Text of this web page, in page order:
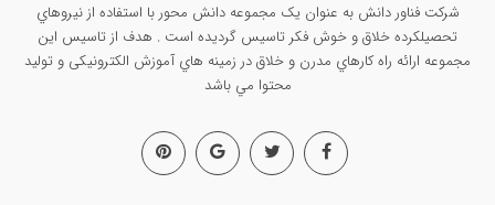
شرکت فناور دانش به عنوان يک مجموعه دانش محور با استفاده از نيروهاي
تحصيلکرده خلاق و خوش فکر تاسيس گرديده است . هدف از تاسيس این
مجموعه ارائه راه کارهاي مدرن و خلاق در زمينه هاي آموزش الکترونیکی و تولید
محتوا مي باشد